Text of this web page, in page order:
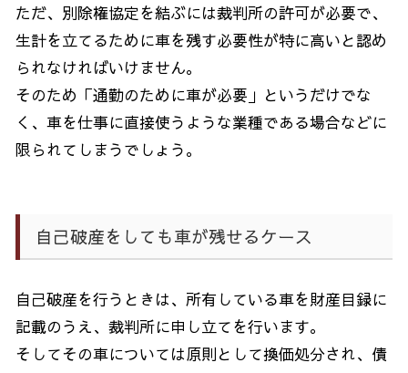
ただ、別除権協定を結ぶには裁判所の許可が必要で、
生計を立てるために車を残す必要性が特に高いと認め
られなければいけません。
そのため「通勤のために車が必要」というだけでな
く、車を仕事に直接使うような業種である場合などに
限られてしまうでしょう。
自己破産をしても車が残せるケース
自己破産を行うときは、所有している車を財産目録に
記載のうえ、裁判所に申し立てを行います。
そしてその車については原則として換価処分され、債